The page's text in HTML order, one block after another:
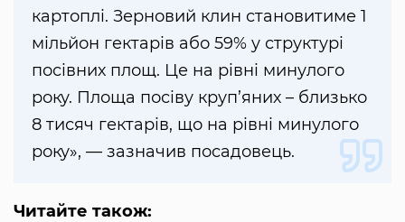
картоплі. Зерновий клин становитиме 1
мільйон гектарів або 59% у структурі
посівних площ. Це на рівні минулого
року. Площа посіву круп’яних – близько
8 тисяч гектарів, що на рівні минулого
року», — зазначив посадовець.
Читайте також: